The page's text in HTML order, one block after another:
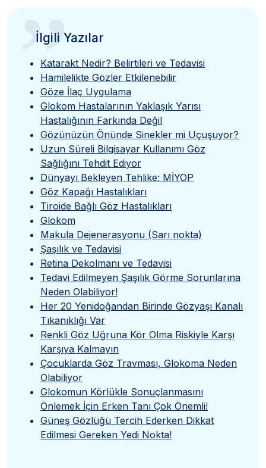
”
İlgili Yazılar
Katarakt Nedir? Belirtileri ve Tedavisi
Hamilelikte Gözler Etkilenebilir
Göze İlaç Uygulama
Glokom Hastalarının Yaklaşık Yarısı
Hastalığının Farkında Değil
Gözünüzün Önünde Sinekler mi Uçuşuyor?
Uzun Süreli Bilgisayar Kullanımı Göz
Sağlığını Tehdit Ediyor
Dünyayı Bekleyen Tehlike: MİYOP
Göz Kapağı Hastalıkları
Tiroide Bağlı Göz Hastalıkları
Glokom
Makula Dejenerasyonu (Sarı nokta)
Şaşılık ve Tedavisi
Retina Dekolmanı ve Tedavisi
Tedavi Edilmeyen Şaşılık Görme Sorunlarına
Neden Olabiliyor!
Her 20 Yenidoğandan Birinde Gözyaşı Kanalı
Tıkanıklığı Var
Renkli Göz Uğruna Kör Olma Riskiyle Karşı
Karşıya Kalmayın
Çocuklarda Göz Travması, Glokoma Neden
Olabiliyor
Glokomun Körlükle Sonuçlanmasını
Önlemek İçin Erken Tanı Çok Önemli!
Güneş Gözlüğü Tercih Ederken Dikkat
Edilmesi Gereken Yedi Nokta!